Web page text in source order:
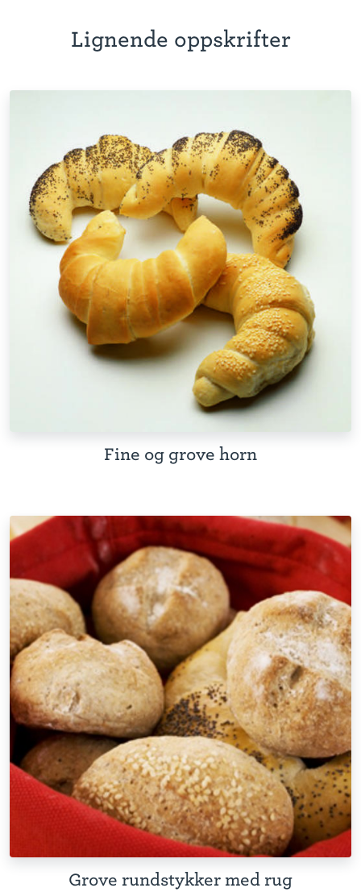
Lignende oppskrifter
Fine og grove horn
Grove rundstykker med rug